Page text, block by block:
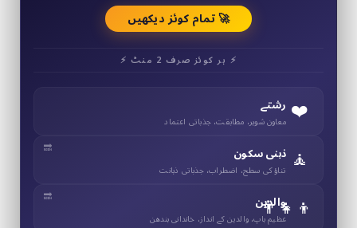
🚀 تمام کوئز دیکھیں
⚡ ہر کوئز صرف 2 منٹ ⚡
❤️ رشتے
معاون شوہر، مطابقت، جذباتی اعتماد
🧘 ذہنی سکون
تناؤ کی سطح، اضطراب، جذباتی ذہانت
👨‍👧‍👦
والدین
عظیم باپ، والدین کے انداز، خاندانی بندھن